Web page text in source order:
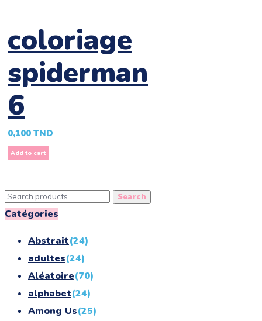
coloriage
spiderman
6
0,100 TND
Add to cart
Search
for:
Search
Catégories
Abstrait(24)
adultes(24)
Aléatoire(70)
alphabet(24)
Among Us(25)